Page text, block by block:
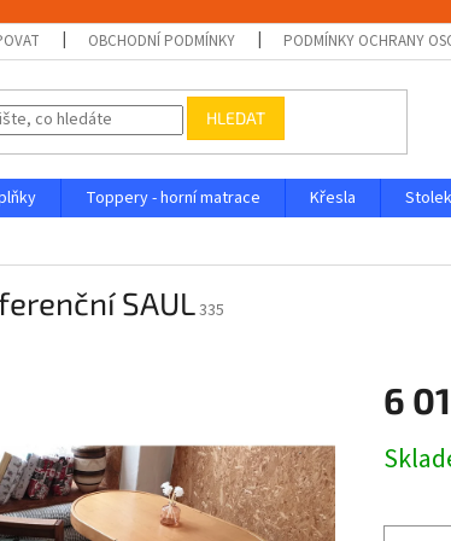
OBCHODNÍ PODMÍNKY PODMÍNKY OCHRANY
HLEDAT
Toppery - horní matrace Křesla
SAUL335
6
cena: